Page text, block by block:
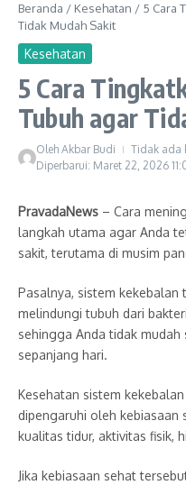
Beranda / Kesehatan / 5 Cara
Tidak Mudah Sakit
Kesehatan
5 Cara
Tubuh agar
Oleh Akbar Budi Tidak ada
Diperbarui: Maret 22, 2026
PravadaNews – Cara
langkah utama agar Anda
sakit, terutama di musim
Pasalnya, sistem
melindungi tubuh dari
sehingga Anda tidak
sepanjang hari.
Kesehatan sistem
dipengaruhi oleh kebiasaan
kualitas tidur, aktivitas fisik,
Jika kebiasaan sehat